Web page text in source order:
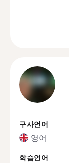
구사언어
영어
학습언어